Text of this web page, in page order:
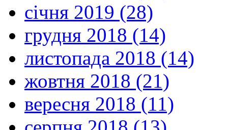
січня 2019 (28)
грудня 2018 (14)
листопада 2018 (14)
жовтня 2018 (21)
вересня 2018 (11)